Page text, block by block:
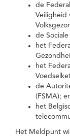
de
Veiligheid
de
het
het
de
(FSMA);
het
Het Meldpunt